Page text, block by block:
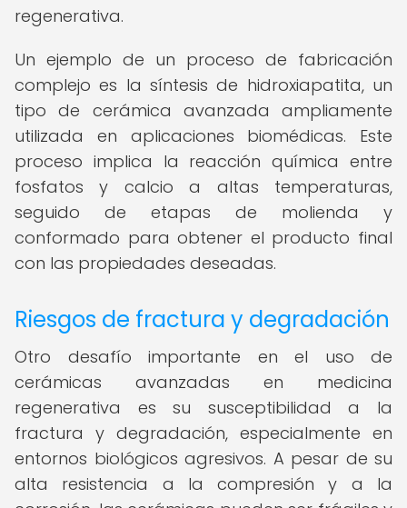
regenerativa.
Un ejemplo de un proceso de fabricación
complejo es la síntesis de hidroxiapatita, un
tipo de cerámica avanzada ampliamente
utilizada en aplicaciones biomédicas. Este
proceso implica la reacción química entre
fosfatos y calcio a altas temperaturas,
seguido de etapas de molienda y
conformado para obtener el producto final
con las propiedades deseadas.
Riesgos de fractura y degradación
Otro desafío importante en el uso de
cerámicas avanzadas en medicina
regenerativa es su susceptibilidad a la
fractura y degradación, especialmente en
entornos biológicos agresivos. A pesar de su
alta resistencia a la compresión y a la